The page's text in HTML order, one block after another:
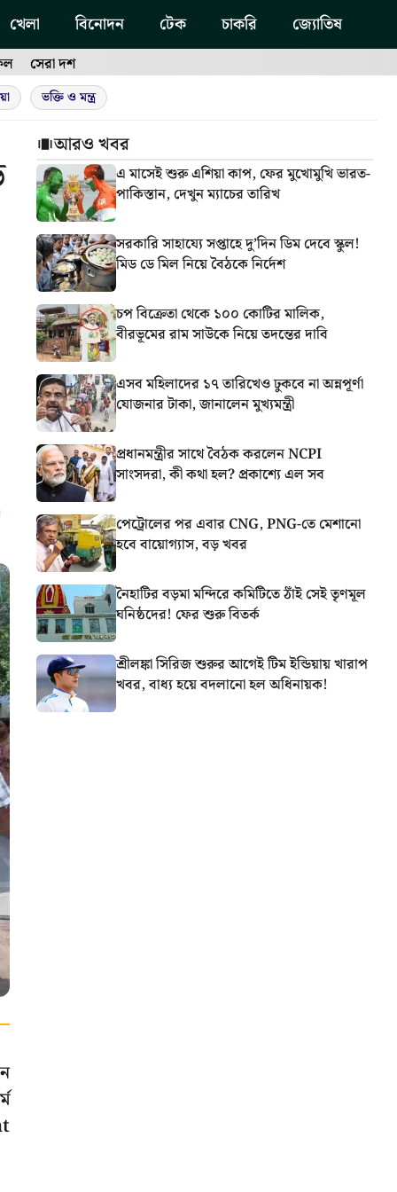
খেলা বিনোদন টেক চাকরি জ্যোতিষ
সেরা দশ
ভক্তি ও মন্ত্র
আরও খবর
এ মাসেই শুরু এশিয়া কাপ, ফের মুখোমুখি ভারত-
পাকিস্তান, দেখুন ম্যাচের তারিখ
সরকারি সাহায্যে সপ্তাহে দু’দিন ডিম দেবে স্কুল!
মিড ডে মিল নিয়ে বৈঠকে নির্দেশ
চপ বিক্রেতা থেকে ১০০ কোটির মালিক,
বীরভূমের রাম সাউকে নিয়ে তদন্তের দাবি
এসব মহিলাদের ১৭ তারিখেও ঢুকবে না অন্নপূর্ণা
যোজনার টাকা, জানালেন মুখ্যমন্ত্রী
প্রধানমন্ত্রীর সাথে বৈঠক করলেন NCPI
সাংসদরা, কী কথা হল? প্রকাশ্যে এল সব
পেট্রোলের পর এবার CNG, PNG-তে মেশানো
হবে বায়োগ্যাস, বড় খবর
নৈহাটির বড়মা মন্দিরে কমিটিতে ঠাঁই সেই তৃণমূল
ঘনিষ্ঠদের! ফের শুরু বিতর্ক
শ্রীলঙ্কা সিরিজ শুরুর আগেই টিম ইন্ডিয়ায় খারাপ
খবর, বাধ্য হয়ে বদলানো হল অধিনায়ক!